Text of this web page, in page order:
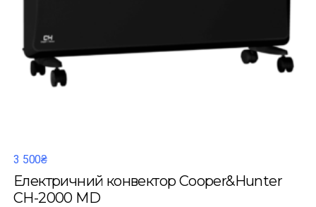
3 500₴
Електричний конвектор Cooper&Hunter
CH-2000 MD